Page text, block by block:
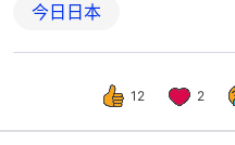
今日日本
12 2